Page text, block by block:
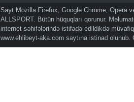
Sayt Mozilla Firefox, Google Chrome, Opera
ALLSPORT. Bütün hüquqları qorunur.
internet səhifələrində istifadə edildikdə
www.ehlibeyt-aka.com saytına istinad olunub.